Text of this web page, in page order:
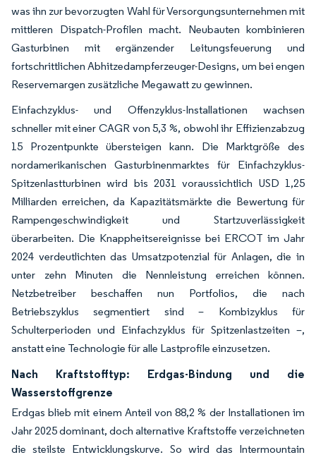
was ihn zur bevorzugten Wahl für Versorgungsunternehmen mit
mittleren Dispatch-Profilen macht. Neubauten kombinieren
Gasturbinen mit ergänzender Leitungsfeuerung und
fortschrittlichen Abhitzedampferzeuger-Designs, um bei engen
Reservemargen zusätzliche Megawatt zu gewinnen.
Einfachzyklus- und Offenzyklus-Installationen wachsen
schneller mit einer CAGR von 5,3 %, obwohl ihr Effizienzabzug
15 Prozentpunkte übersteigen kann. Die Marktgröße des
nordamerikanischen Gasturbinenmarktes für Einfachzyklus-
Spitzenlastturbinen wird bis 2031 voraussichtlich USD 1,25
Milliarden erreichen, da Kapazitätsmärkte die Bewertung für
Rampengeschwindigkeit und Startzuverlässigkeit
überarbeiten. Die Knappheitsereignisse bei ERCOT im Jahr
2024 verdeutlichten das Umsatzpotenzial für Anlagen, die in
unter zehn Minuten die Nennleistung erreichen können.
Netzbetreiber beschaffen nun Portfolios, die nach
Betriebszyklus segmentiert sind – Kombizyklus für
Schulterperioden und Einfachzyklus für Spitzenlastzeiten –,
anstatt eine Technologie für alle Lastprofile einzusetzen.
Nach Kraftstofftyp: Erdgas-Bindung und die
Wasserstoffgrenze
Erdgas blieb mit einem Anteil von 88,2 % der Installationen im
Jahr 2025 dominant, doch alternative Kraftstoffe verzeichneten
die steilste Entwicklungskurve. So wird das Intermountain